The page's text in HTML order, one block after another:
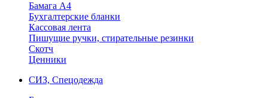
Бамага А4
Бухгалтерские бланки
Кассовая лента
Пишущие ручки, стирательные резинки
Скотч
Ценники
СИЗ, Спецодежда